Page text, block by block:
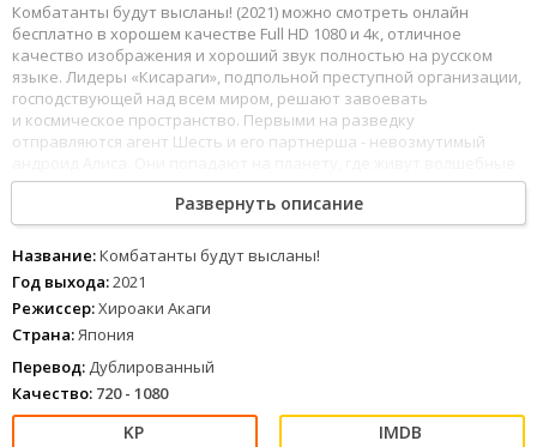
Комбатанты будут высланы! (2021) можно смотреть онлайн
бесплатно в хорошем качестве Full HD 1080 и 4к, отличное
качество изображения и хороший звук полностью на русском
языке. Лидеры «Кисараги», подпольной преступной организации,
господствующей над всем миром, решают завоевать
и космическое пространство. Первыми на разведку
отправляются агент Шесть и его партнерша - невозмутимый
существа и орудует группа злодеев, которая называет себя
Армией повелителя демонов. С ними и предстоит разобраться
агенту Шесть, ведь миру не нужны две злодейские организации.
1 234 5 6 78
Развернуть описание
Название:Комбатанты будут высланы!
Год выхода:2021
Режиссер:Хироаки Акаги
Страна:Япония
Перевод: Дублированный
Качество: 720 - 1080